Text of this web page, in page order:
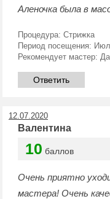
Аленочка была в
Процедура: Стрижка
Период посещения:
Рекомендует мастер: Да
Ответить
12.07.2020
Валентина
10 баллов
Очень приятно
мастера! Очень